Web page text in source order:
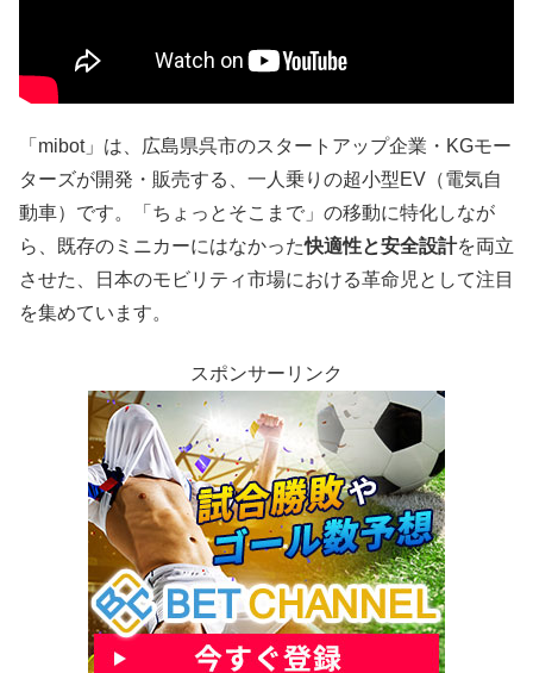
「mibot」は、広島県呉市のスタートアップ企業・KGモー
ターズが開発・販売する、一人乗りの超小型EV（電気自
動車）です。「ちょっとそこまで」の移動に特化しなが
ら、既存のミニカーにはなかった快適性と安全設計を両立
させた、日本のモビリティ市場における革命児として注目
を集めています。
スポンサーリンク